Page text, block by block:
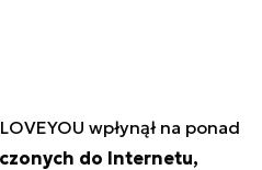
wpłynął na ponad
do Internetu,